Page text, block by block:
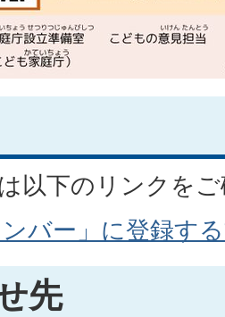
以下のリンクを
ンバー」に登録す
先